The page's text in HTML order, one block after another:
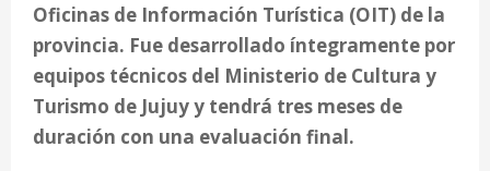
Oficinas de Información Turística (OIT) de la
provincia. Fue desarrollado íntegramente por
equipos técnicos del Ministerio de Cultura y
Turismo de Jujuy y tendrá tres meses de
duración con una evaluación final.